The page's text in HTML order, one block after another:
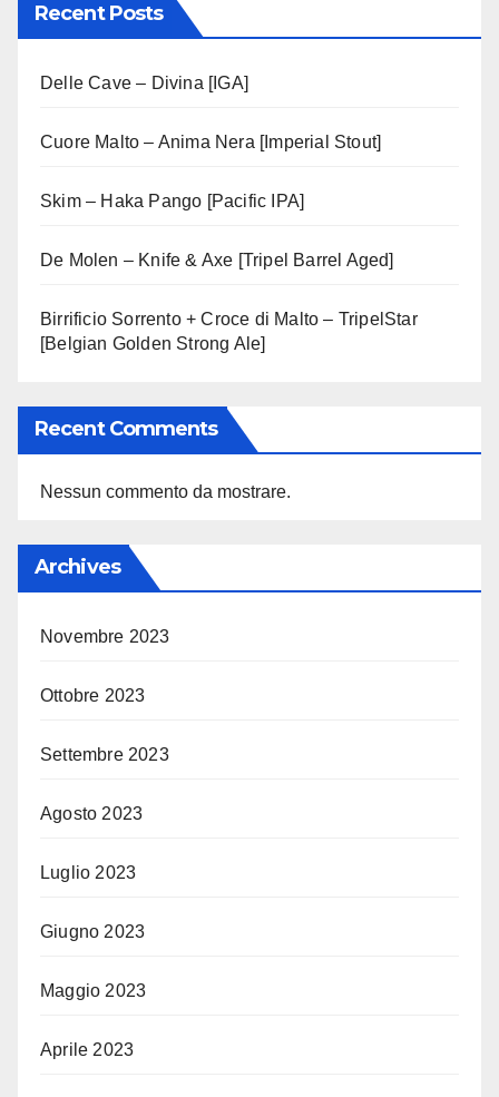
Recent Posts
Delle Cave – Divina [IGA]
Cuore Malto – Anima Nera [Imperial Stout]
Skim – Haka Pango [Pacific IPA]
De Molen – Knife & Axe [Tripel Barrel Aged]
Birrificio Sorrento + Croce di Malto – TripelStar
[Belgian Golden Strong Ale]
Recent Comments
Nessun commento da mostrare.
Archives
Novembre 2023
Ottobre 2023
Settembre 2023
Agosto 2023
Luglio 2023
Giugno 2023
Maggio 2023
Aprile 2023